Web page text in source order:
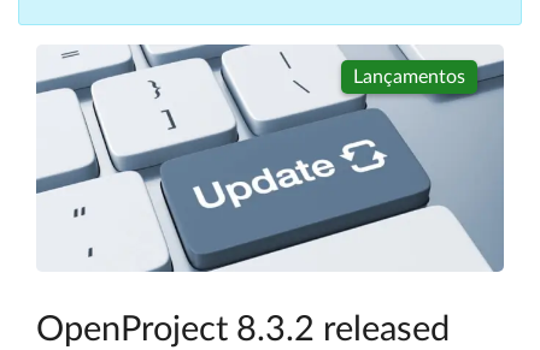
Lançamentos
OpenProject 8.3.2 released